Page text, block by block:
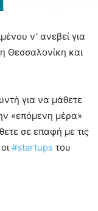
ν’ ανεβεί για
Θεσσαλονίκη και
για να μάθετε
«επόμενη μέρα»
σε επαφή με τις
#startups του